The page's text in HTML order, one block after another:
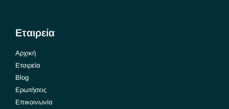
Εταιρεία
Αρχική
Εταιρεία
Blog
Ερωτήσεις
Επικοινωνία